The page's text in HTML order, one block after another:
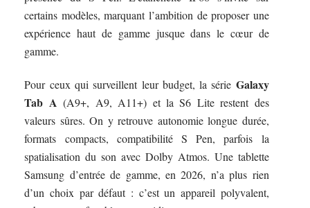
certains modèles, marquant l’ambition de proposer une
expérience haut de gamme jusque dans le cœur de
gamme.
Pour ceux qui surveillent leur budget, la série Galaxy
Tab A (A9+, A9, A11+) et la S6 Lite restent des
valeurs sûres. On y retrouve autonomie longue durée,
formats compacts, compatibilité S Pen, parfois la
spatialisation du son avec Dolby Atmos. Une tablette
Samsung d’entrée de gamme, en 2026, n’a plus rien
d’un choix par défaut : c’est un appareil polyvalent,